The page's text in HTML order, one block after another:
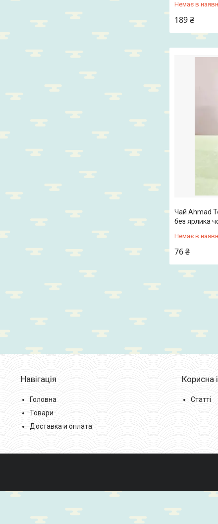
Немає в
189 ₴
Чай Ahmad
без ярлика
Немає в
76 ₴
Навігація
Головна
Товари
Доставка и оплата
Корисна
Статті